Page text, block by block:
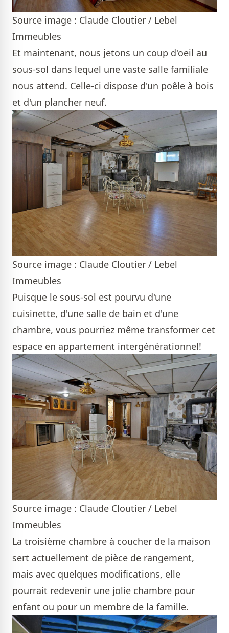
Source image : Claude Cloutier / Lebel
Immeubles
Et maintenant, nous jetons un coup d'oeil au
sous-sol dans lequel une vaste salle familiale
nous attend. Celle-ci dispose d'un poêle à bois
et d'un plancher neuf.
Source image : Claude Cloutier / Lebel
Immeubles
Puisque le sous-sol est pourvu d'une
cuisinette, d'une salle de bain et d'une
chambre, vous pourriez même transformer cet
espace en appartement intergénérationnel!
Source image : Claude Cloutier / Lebel
Immeubles
La troisième chambre à coucher de la maison
sert actuellement de pièce de rangement,
mais avec quelques modifications, elle
pourrait redevenir une jolie chambre pour
enfant ou pour un membre de la famille.